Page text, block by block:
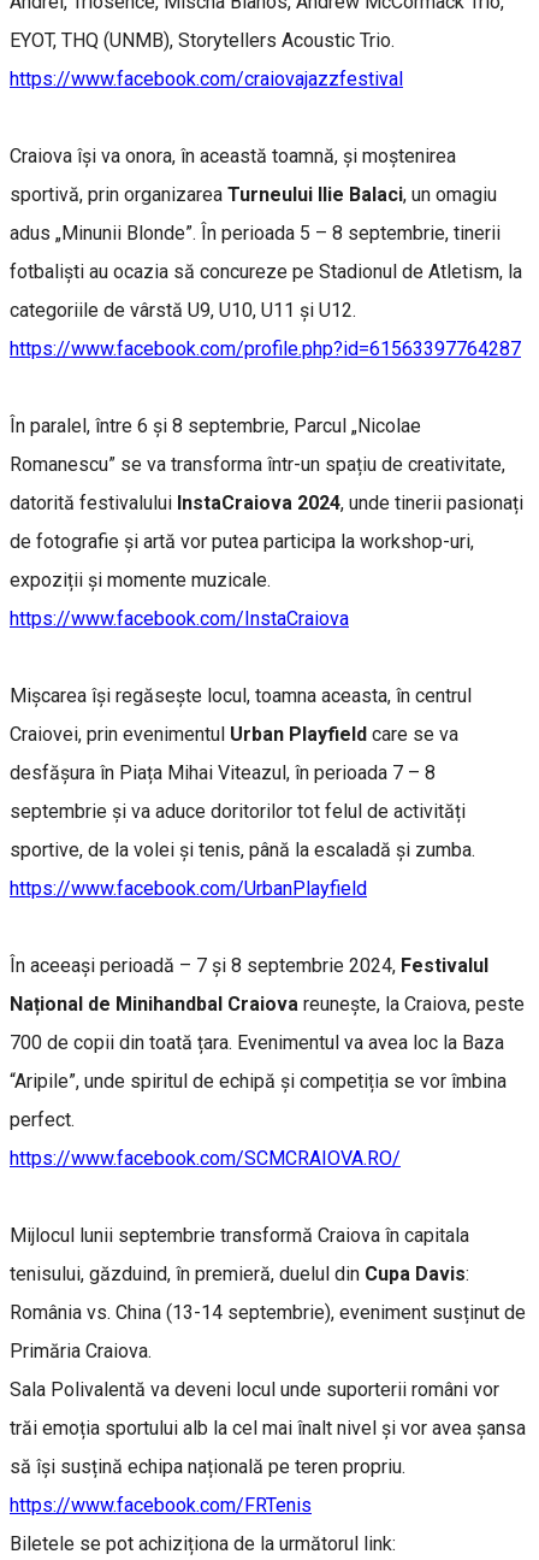
EYOT, THQ (UNMB), Storytellers Acoustic Trio.
https://www.facebook.com/craiovajazzfestival
Craiova își va onora, în această toamnă, și moștenirea
sportivă, prin organizarea Turneului Ilie Balaci, un omagiu
adus „Minunii Blonde”. În perioada 5 – 8 septembrie, tinerii
fotbaliști au ocazia să concureze pe Stadionul de Atletism, la
categoriile de vârstă U9, U10, U11 și U12.
https://www.facebook.com/profile.php?id=61563397764287
În paralel, între 6 și 8 septembrie, Parcul „Nicolae
Romanescu” se va transforma într-un spațiu de creativitate,
datorită festivalului InstaCraiova 2024, unde tinerii pasionați
de fotografie și artă vor putea participa la workshop-uri,
expoziții și momente muzicale.
https://www.facebook.com/InstaCraiova
Mișcarea își regăsește locul, toamna aceasta, în centrul
Craiovei, prin evenimentul Urban Playfield care se va
desfășura în Piața Mihai Viteazul, în perioada 7 – 8
septembrie și va aduce doritorilor tot felul de activități
sportive, de la volei și tenis, până la escaladă și zumba.
https://www.facebook.com/UrbanPlayfield
În aceeași perioadă – 7 și 8 septembrie 2024, Festivalul
Național de Minihandbal Craiova reunește, la Craiova, peste
700 de copii din toată țara. Evenimentul va avea loc la Baza
“Aripile”, unde spiritul de echipă și competiția se vor îmbina
perfect.
https://www.facebook.com/SCMCRAIOVA.RO/
Mijlocul lunii septembrie transformă Craiova în capitala
tenisului, găzduind, în premieră, duelul din Cupa Davis:
România vs. China (13-14 septembrie), eveniment susținut de
Primăria Craiova.
Sala Polivalentă va deveni locul unde suporterii români vor
trăi emoția sportului alb la cel mai înalt nivel și vor avea șansa
să își susțină echipa națională pe teren propriu.
https://www.facebook.com/FRTenis
Biletele se pot achiziționa de la următorul link: